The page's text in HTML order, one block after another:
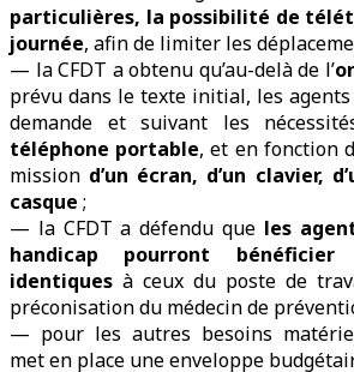
particulières, la possibilité de
journée, afin de limiter les
— la CFDT a obtenu qu’au-delà de l’
prévu dans le texte initial, les
demande et suivant les
téléphone portable, et en fonction
mission d’un écran, d’un clavier,
casque ;
— la CFDT a défendu que les
handicap pourront bénéficier
identiques à ceux du poste de
préconisation du médecin de
— pour les autres besoins
met en place une enveloppe